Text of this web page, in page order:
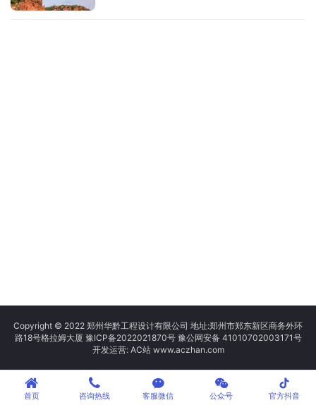
Copyright © 2022 郑州华黔工程设计有限公司 地址:郑州市郑东新区商务外环
路18号格拉姆大厦 豫ICP备2022021870号 豫公网安备 41010702003171号
开发运营: AC站 www.aczhan.com
首页 咨询热线 客服微信 公众号
tiktok
官方抖音